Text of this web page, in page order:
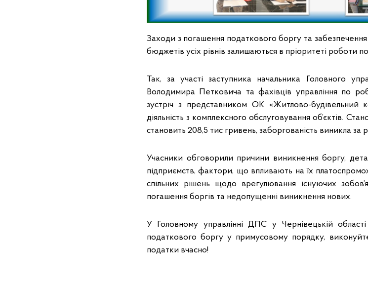
Заходи з погашення податкового боргу та забезпечення
бюджетів усіх рівнів залишаються в пріоритеті роботи
Так, за участі заступника начальника Головного
Володимира Петковича та фахівців управління по
зустріч з представником ОК «Житлово-
діяльність з комплексного обслуговування об’єктів.
становить 208,5 тис гривень, заборгованість виникла за
Учасники обговорили причини виникнення боргу,
підприємств, фактори, що впливають на їх
спільних рішень щодо врегулювання існуючих
погашення боргів та недопущенні виникнення нових.
У Головному управлінні ДПС у Чернівецькій
податкового боргу у примусовому порядку,
податки вчасно!